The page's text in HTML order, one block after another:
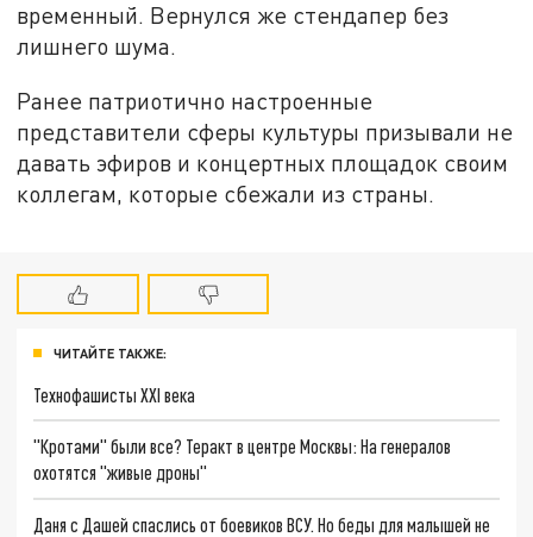
временный. Вернулся же стендапер без
лишнего шума.
Ранее патриотично настроенные
представители сферы культуры призывали не
давать эфиров и концертных площадок своим
коллегам, которые сбежали из страны.
ЧИТАЙТЕ ТАКЖЕ:
Технофашисты XXI века
"Кротами" были все? Теракт в центре Москвы: На генералов
охотятся "живые дроны"
Даня с Дашей спаслись от боевиков ВСУ. Но беды для малышей не